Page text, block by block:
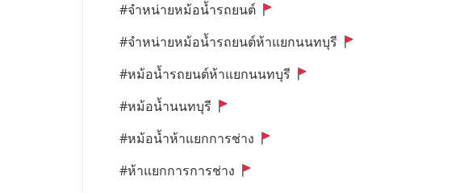
#จำหน่ายหม้อน้ำรถยนต์
#จำหน่ายหม้อน้ำรถยนต์ห้าแยกนนทบุรี
#หม้อน้ำรถยนต์ห้าแยกนนทบุรี
#หม้อน้ำนนทบุรี
#หม้อน้ำห้าแยกการช่าง
#ห้าแยกการการช่าง